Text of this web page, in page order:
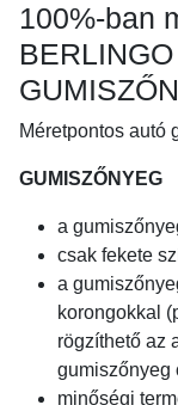
100%-ban
Méretpontos autó
GUMISZŐNYEG
a
csak fekete
a
korongokkal
rögzíthető az
gumiszőnyeg
minőségi